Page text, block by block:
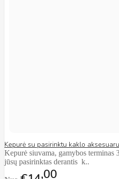
Kepurė su pasirinktu kaklo
Kepurė siuvama, gamybos
jūsų pasirinktas derantis k..
00